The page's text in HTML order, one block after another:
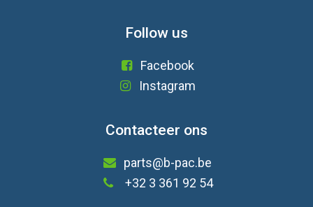
Follow us
Facebook
Instagram
Contacteer ons
parts@b-pac.be
+32 3 361 92 54